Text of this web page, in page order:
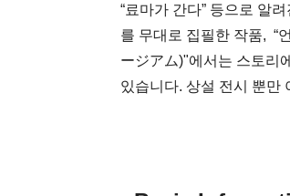
“료마가 간다” 등으로 알
를 무대로 집필한 작품,  “
ージアム)"에서는 스토리
있습니다. 상설 전시 뿐만